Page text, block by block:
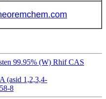
99.95% (W) Rhif CAS
(asid 1,2,3,4-
8